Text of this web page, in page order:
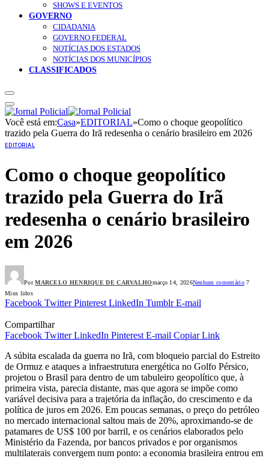
SHOWS E EVENTOS
GOVERNO
CIDADANIA
GOVERNO FEDERAL
NOTÍCIAS DOS ESTADOS
NOTÍCIAS DOS MUNICÍPIOS
CLASSIFICADOS
Você está em:Casa»EDITORIAL»Como o choque geopolítico
trazido pela Guerra do Irã redesenha o cenário brasileiro em 2026
EDITORIAL
Como o choque geopolítico
trazido pela Guerra do Irã
redesenha o cenário brasileiro
em 2026
Por MARCELO HENRIQUE DE CARVALHOmarço 14, 2026Nenhum comentário7
Mins lidos
Facebook Twitter Pinterest LinkedIn Tumblr E-mail
Compartilhar
Facebook Twitter LinkedIn Pinterest E-mail Copiar Link
A súbita escalada da guerra no Irã, com bloqueio parcial do Estreito
de Ormuz e ataques a infraestrutura energética no Golfo Pérsico,
projetou o Brasil para dentro de um tabuleiro geopolítico que, à
primeira vista, parecia distante, mas que agora se impõe como
variável decisiva para a trajetória da inflação, do crescimento e da
política de juros em 2026. Em poucas semanas, o preço do petróleo
no mercado internacional saltou mais de 20%, aproximando‑se de
patamares de US$ 100 por barril, e os cenários elaborados pelo
Ministério da Fazenda, por bancos privados e por organismos
multilaterais convergem num ponto: a economia brasileira entrou em